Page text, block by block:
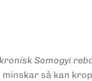
Somogyi
så kan